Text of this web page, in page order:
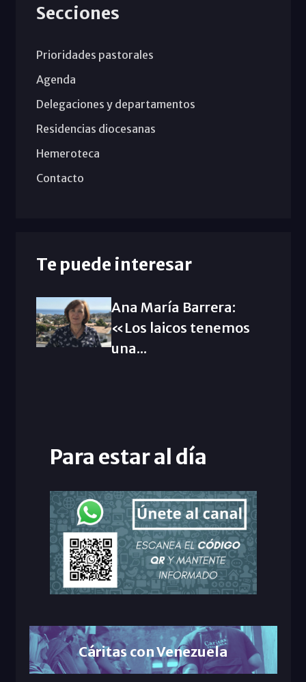
Secciones
Prioridades pastorales
Agenda
Delegaciones y departamentos
Residencias diocesanas
Hemeroteca
Contacto
Te puede interesar
Ana María Barrera:
«Los laicos tenemos
una...
Para estar al día
Cáritas con Venezuela